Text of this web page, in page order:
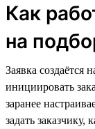
Как
на
Заявка
инициировать
заранее
задать заказчику,